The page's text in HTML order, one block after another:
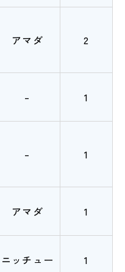
アマダ 2
– 1
– 1
アマダ 1
ニッチュー 1